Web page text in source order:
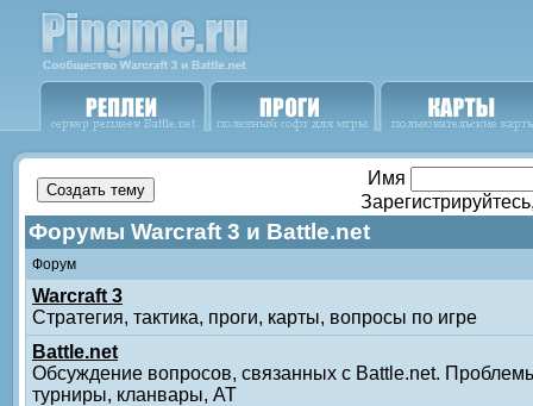
Имя
Форумы Warcraft 3 и Battle.net
Форум
Warcraft 3
Стратегия, тактика, проги, карты, вопросы по игре
Battle.net
Обсуждение вопросов, связанных с Battle.net.
турниры, кланвары, АТ